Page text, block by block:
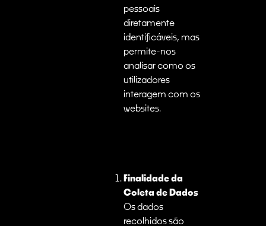
pessoais
diretamente
identificáveis, mas
permite-nos
analisar como os
utilizadores
interagem com os
websites.
Finalidade da
Coleta de Dados
Os dados
recolhidos são